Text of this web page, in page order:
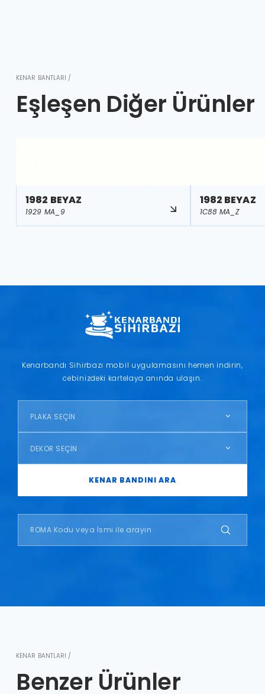
KENAR BANTLARI /
Eşleşen Diğer Ürünler
1982 BEYAZ
1929 MA_9
1982 BEYAZ
1C88 MA_Z
Kenarbandı Sihirbazı mobil uygulamasını hemen indirin,
cebinizdeki kartelaya anında ulaşın.
PLAKA SEÇİN
DEKOR SEÇİN
KENAR BANDINI ARA
KENAR BANTLARI /
Benzer Ürünler